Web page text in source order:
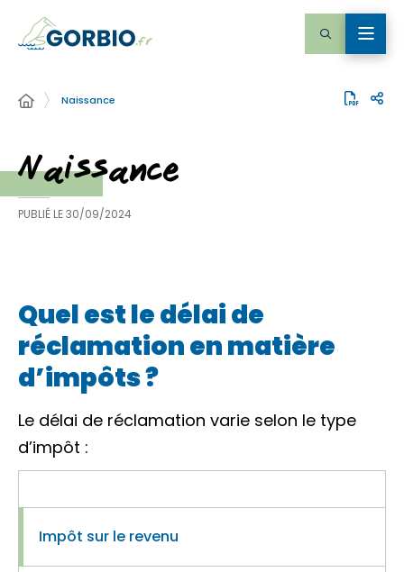
Naissance
Naissance
PUBLIÉ LE30/09/2024
Quel est le délai de
réclamation en matière
d’impôts ?
Le délai de réclamation varie selon le type
d’impôt :
Impôt sur le revenu